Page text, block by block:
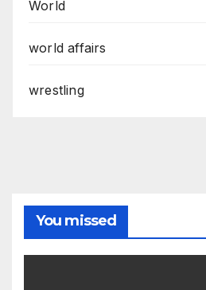
World
world affairs
wrestling
You missed